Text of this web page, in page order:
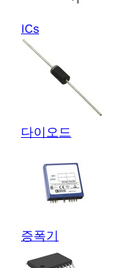
ICs
다이오드
증폭기